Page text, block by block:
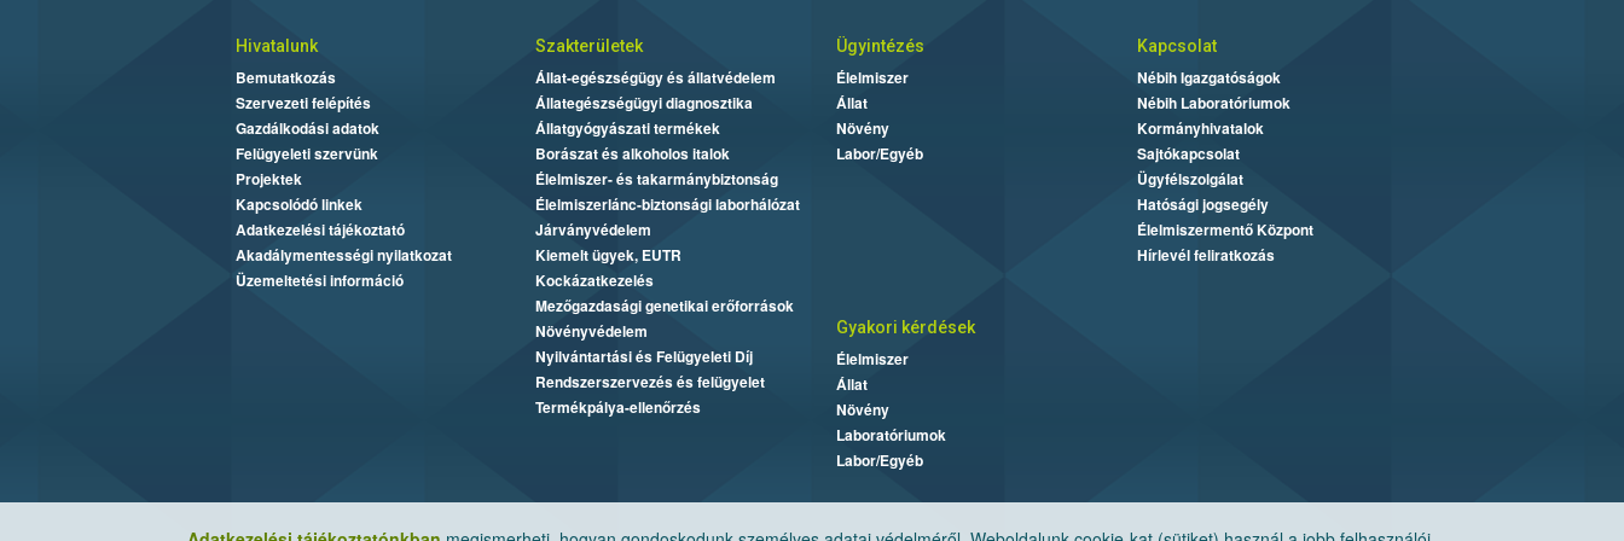
Hivatalunk
Bemutatkozás
Szervezeti felépítés
Gazdálkodási adatok
Felügyeleti szervünk
Projektek
Kapcsolódó linkek
Adatkezelési tájékoztató
Akadálymentességi nyilatkozat
Üzemeltetési információ
Szakterületek
Állat-egészségügy és állatvédelem
Állategészségügyi diagnosztika
Állatgyógyászati termékek
Borászat és alkoholos italok
Élelmiszer- és takarmánybiztonság
Élelmiszerlánc-biztonsági laborhálózat
Járványvédelem
Kiemelt ügyek, EUTR
Kockázatkezelés
Mezőgazdasági genetikai erőforrások
Növényvédelem
Nyilvántartási és Felügyeleti Díj
Rendszerszervezés és felügyelet
Termékpálya-ellenőrzés
Ügyintézés
Élelmiszer
Állat
Növény
Labor/Egyéb
Kapcsolat
Nébih Igazgatóságok
Nébih Laboratóriumok
Kormányhivatalok
Sajtókapcsolat
Ügyfélszolgálat
Hatósági jogsegély
Élelmiszermentő Központ
Hírlevél feliratkozás
Gyakori kérdések
Élelmiszer
Állat
Növény
Laboratóriumok
Labor/Egyéb